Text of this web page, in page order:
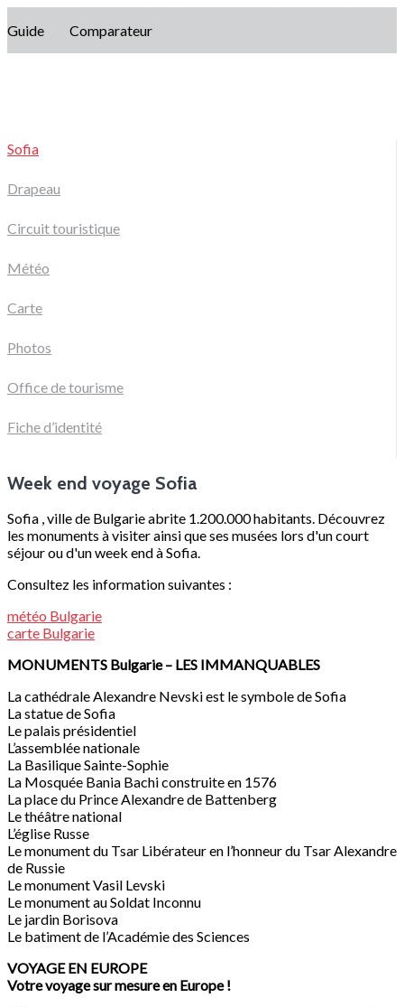
Guide Comparateur
Sofia
Drapeau
Circuit touristique
Météo
Carte
Photos
Office de tourisme
Fiche d’identité
Week end voyage Sofia
Sofia , ville de Bulgarie abrite 1.200.000 habitants. Découvrez
les monuments à visiter ainsi que ses musées lors d'un court
séjour ou d'un week end à Sofia.
Consultez les information suivantes :
météo Bulgarie
carte Bulgarie
MONUMENTS Bulgarie– LES IMMANQUABLES
La cathédrale Alexandre Nevski est le symbole de Sofia
La statue de Sofia
Le palais présidentiel
L’assemblée nationale
La Basilique Sainte-Sophie
La Mosquée Bania Bachi construite en 1576
La place du Prince Alexandre de Battenberg
Le théâtre national
L’église Russe
Le monument du Tsar Libérateur en l’honneur du Tsar Alexandre
de Russie
Le monument Vasil Levski
Le monument au Soldat Inconnu
Le jardin Borisova
Le batiment de l’Académie des Sciences
VOYAGE EN EUROPE
Votre voyage sur mesure en Europe !